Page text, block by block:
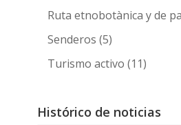
Ruta etnobotànica y de
Senderos (5)
Turismo activo (11)
Histórico de noticias